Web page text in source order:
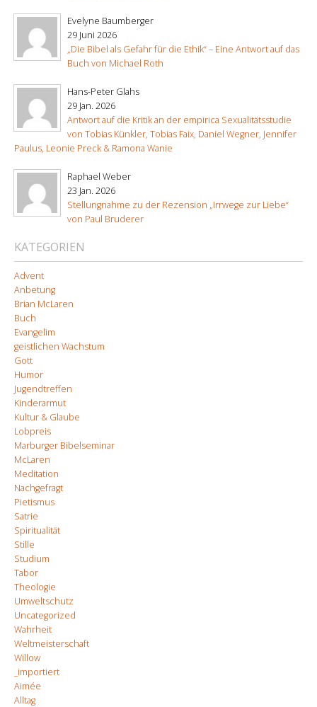
Evelyne Baumberger
29 Juni 2026
„Die Bibel als Gefahr für die Ethik“ – Eine Antwort auf das
Buch von Michael Roth
Hans-Peter Glahs
29 Jan. 2026
Antwort auf die Kritik an der empirica Sexualitätsstudie
von Tobias Künkler, Tobias Faix, Daniel Wegner, Jennifer
Paulus, Leonie Preck & Ramona Wanie
Raphael Weber
23 Jan. 2026
Stellungnahme zu der Rezension „Irrwege zur Liebe“
von Paul Bruderer
KATEGORIEN
Advent
Anbetung
Brian McLaren
Buch
Evangelim
geistlichen Wachstum
Gott
Humor
Jugendtreffen
Kinderarmut
Kultur & Glaube
Lobpreis
Marburger Bibelseminar
McLaren
Meditation
Nachgefragt
Pietismus
Satrie
Spiritualität
Stille
Studium
Tabor
Theologie
Umweltschutz
Uncategorized
Wahrheit
Weltmeisterschaft
Willow
_importiert
Aimée
Alltag